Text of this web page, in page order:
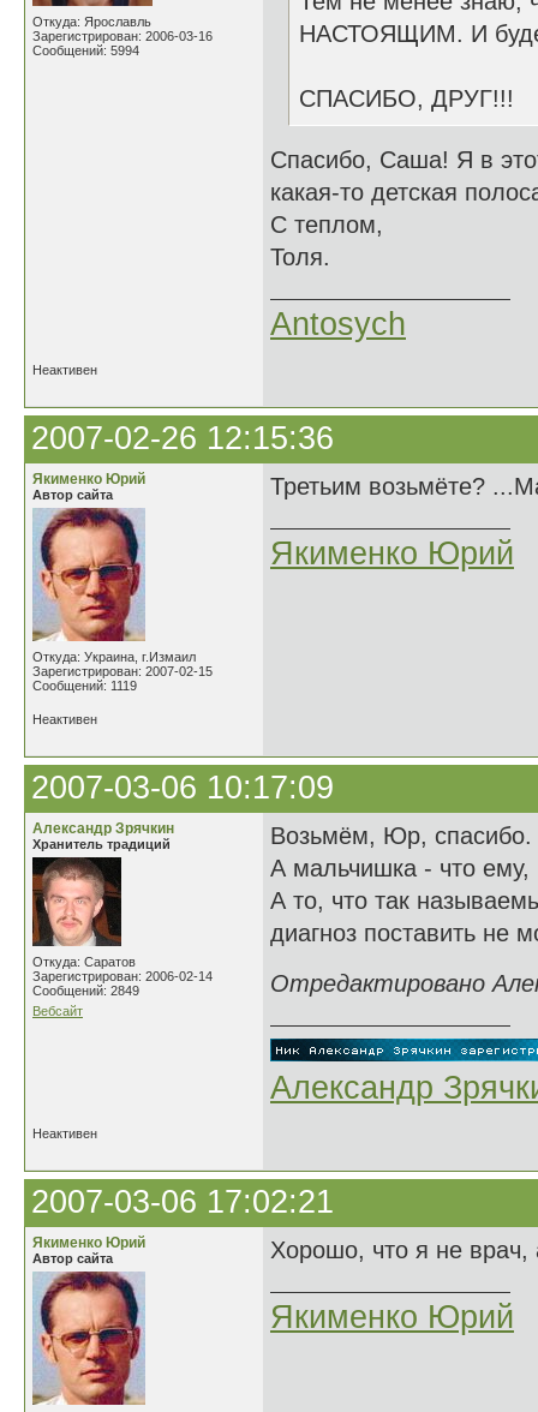
Откуда: Ярославль
Зарегистрирован: 2006-03-16
Сообщений: 5994
НАСТОЯЩИМ. И
СПАСИБО, ДРУГ!!!
Спасибо, Саша! Я в
какая-то детская
С теплом,
Толя.
Antosych
Неактивен
2007-02-26 12:15:36
Якименко Юрий
Автор сайта
Откуда: Украина, г.Измаил
Зарегистрирован: 2007-02-15
Сообщений: 1119
Третьим возьмёте?
Якименко Юрий
Неактивен
2007-03-06 10:17:09
Александр Зрячкин
Хранитель традиций
Откуда: Саратов
Зарегистрирован: 2006-02-14
Сообщений: 2849
Вебсайт
Возьмём, Юр, спасибо.
А мальчишка - что ему,
А то, что так
диагноз поставить не
Отредактировано
Александр
Неактивен
2007-03-06 17:02:21
Якименко Юрий
Автор сайта Хорошо, что я не врач,
Якименко Юрий